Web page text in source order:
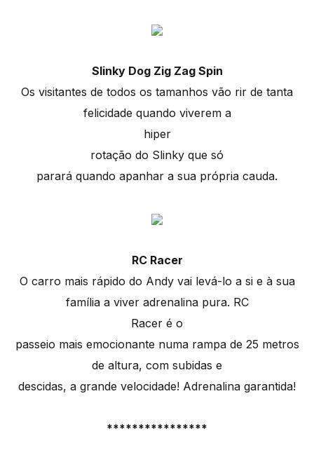
Slinky Dog Zig Zag Spin
Os visitantes de todos os tamanhos vão rir de tanta
felicidade quando viverem a
hiper
rotação do Slinky que só
parará quando apanhar a sua própria cauda.
RC Racer
O carro mais rápido do Andy vai levá-lo a si e à sua
família a viver adrenalina pura. RC
Racer é o
passeio mais emocionante numa rampa de 25 metros
de altura, com subidas e
descidas, a grande velocidade! Adrenalina garantida!
****************